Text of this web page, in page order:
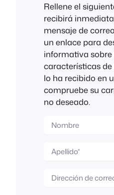
Rellene el
recibirá
mensaje de
un enlace para
informativa sobre
características de
lo ha recibido en
compruebe su
no deseado.